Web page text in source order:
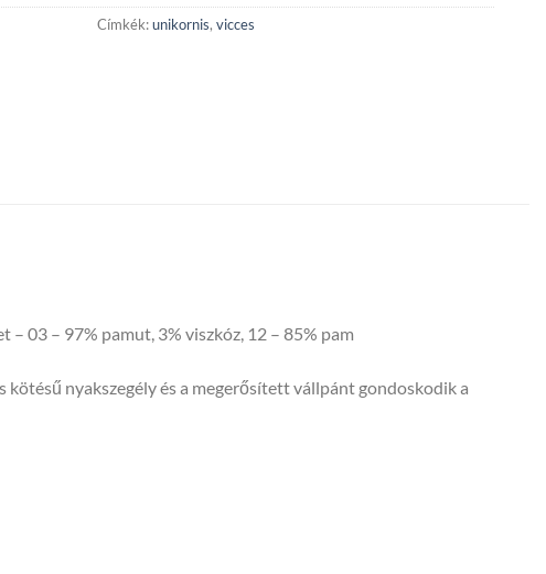
Címkék:unikornis, vicces
03 – 97% pamut, 3% viszkóz, 12 – 85% pam
kötésű nyakszegély és a megerősített vállpánt gondoskodik a